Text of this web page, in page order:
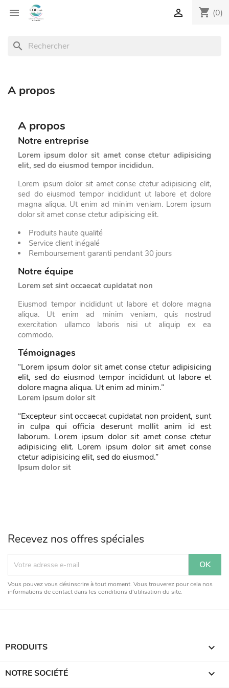
 shopping_cart (0)

search
A propos
A propos
Notre entreprise
Lorem ipsum dolor sit amet conse ctetur adipisicing
elit, sed do eiusmod tempor incididun.
Lorem ipsum dolor sit amet conse ctetur adipisicing elit,
sed do eiusmod tempor incididunt ut labore et dolore
magna aliqua. Ut enim ad minim veniam. Lorem ipsum
dolor sit amet conse ctetur adipisicing elit.
Produits haute qualité
Service client inégalé
Remboursement garanti pendant 30 jours
Notre équipe
Lorem set sint occaecat cupidatat non
Eiusmod tempor incididunt ut labore et dolore magna
aliqua. Ut enim ad minim veniam, quis nostrud
exercitation ullamco laboris nisi ut aliquip ex ea
commodo.
Témoignages
“Lorem ipsum dolor sit amet conse ctetur adipisicing
elit, sed do eiusmod tempor incididunt ut labore et
dolore magna aliqua. Ut enim ad minim.”
Lorem ipsum dolor sit
“Excepteur sint occaecat cupidatat non proident, sunt
in culpa qui officia deserunt mollit anim id est
laborum. Lorem ipsum dolor sit amet conse ctetur
adipisicing elit. Lorem ipsum dolor sit amet conse
ctetur adipisicing elit, sed do eiusmod.”
Ipsum dolor sit
Recevez nos offres spéciales
Vous pouvez vous désinscrire à tout moment. Vous trouverez pour cela nos
informations de contact dans les conditions d'utilisation du site.
PRODUITS 
NOTRE SOCIÉTÉ 